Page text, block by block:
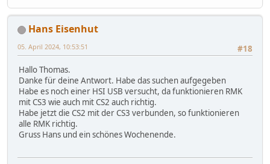
Hans Eisenhut
#18
05. April 2024, 10:53:51
Hallo Thomas.
Danke für deine Antwort. Habe das suchen aufgegeben
Habe es noch einer HSI USB versucht, da funktionieren RMK
mit CS3 wie auch mit CS2 auch richtig.
Habe jetzt die CS2 mit der CS3 verbunden, so funktionieren
alle RMK richtig.
Gruss Hans und ein schönes Wochenende.